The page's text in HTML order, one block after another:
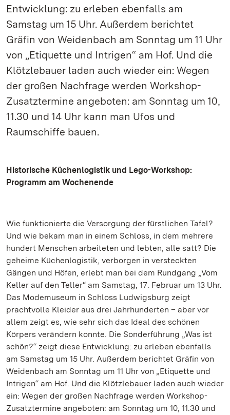
Entwicklung: zu erleben ebenfalls am
Samstag um 15 Uhr. Außerdem berichtet
Gräfin von Weidenbach am Sonntag um 11 Uhr
von „Etiquette und Intrigen“ am Hof. Und die
Klötzlebauer laden auch wieder ein: Wegen
der großen Nachfrage werden Workshop-
Zusatztermine angeboten: am Sonntag um 10,
11.30 und 14 Uhr kann man Ufos und
Raumschiffe bauen.
Historische Küchenlogistik und Lego-Workshop:
Programm am Wochenende
Wie funktionierte die Versorgung der fürstlichen Tafel?
Und wie bekam man in einem Schloss, in dem mehrere
hundert Menschen arbeiteten und lebten, alle satt? Die
geheime Küchenlogistik, verborgen in versteckten
Gängen und Höfen, erlebt man bei dem Rundgang „Vom
Keller auf den Teller“ am Samstag, 17. Februar um 13 Uhr.
Das Modemuseum in Schloss Ludwigsburg zeigt
prachtvolle Kleider aus drei Jahrhunderten – aber vor
allem zeigt es, wie sehr sich das Ideal des schönen
Körpers verändern konnte. Die Sonderführung „Was ist
schön?“ zeigt diese Entwicklung: zu erleben ebenfalls
am Samstag um 15 Uhr. Außerdem berichtet Gräfin von
Weidenbach am Sonntag um 11 Uhr von „Etiquette und
Intrigen“ am Hof. Und die Klötzlebauer laden auch wieder
ein: Wegen der großen Nachfrage werden Workshop-
Zusatztermine angeboten: am Sonntag um 10, 11.30 und